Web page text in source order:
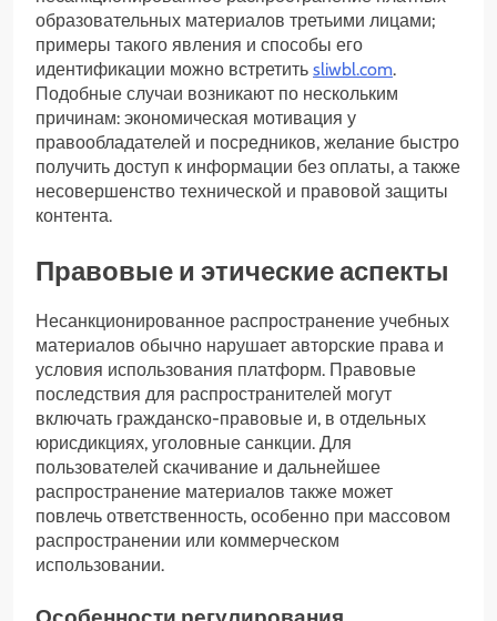
образовательных материалов третьими лицами;
примеры такого явления и способы его
идентификации можно встретить sliwbl.com.
Подобные случаи возникают по нескольким
причинам: экономическая мотивация у
правообладателей и посредников, желание быстро
получить доступ к информации без оплаты, а также
несовершенство технической и правовой защиты
контента.
Правовые и этические аспекты
Несанкционированное распространение учебных
материалов обычно нарушает авторские права и
условия использования платформ. Правовые
последствия для распространителей могут
включать гражданско-правовые и, в отдельных
юрисдикциях, уголовные санкции. Для
пользователей скачивание и дальнейшее
распространение материалов также может
повлечь ответственность, особенно при массовом
распространении или коммерческом
использовании.